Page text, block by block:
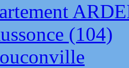
(104)